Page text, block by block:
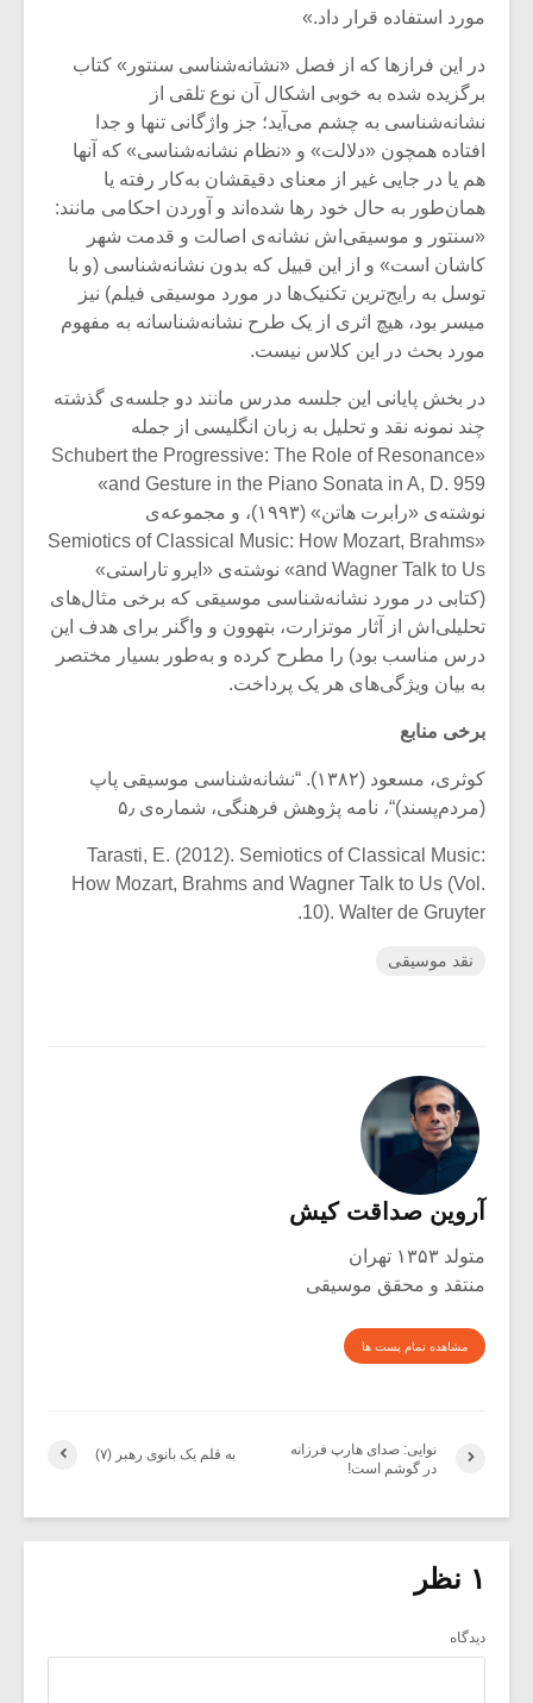
مورد استفاده قرار داد.»
در این فرازها که از فصل «نشانه‌شناسی سنتور» کتاب
برگزیده شده به خوبی اشکال آن نوع تلقی از
نشانه‌شناسی به چشم می‌آید؛ جز واژگانی تنها و جدا
افتاده همچون «دلالت» و «نظام نشانه‌شناسی» که آنها
هم یا در جایی غیر از معنای دقیقشان به‌کار رفته‌ یا
همان‌طور به حال خود رها شده‌اند و آوردن احکامی مانند:
«سنتور و موسیقی‌اش نشانه‌ی اصالت و قدمت شهر
کاشان است» و از این قبیل که بدون ‌نشانه‌شناسی (و با
توسل به رایج‌ترین تکنیک‌ها در مورد موسیقی فیلم) نیز
میسر بود، هیچ اثری از یک طرح نشانه‌شناسانه به مفهوم
مورد بحث در این کلاس نیست.
در بخش پایانی این جلسه مدرس مانند دو جلسه‌ی گذشته
چند نمونه نقد و تحلیل به زبان انگلیسی از جمله
«Schubert the Progressive: The Role of Resonance
and Gesture in the Piano Sonata in A, D. 959»
نوشته‌ی «رابرت هاتن» (۱۹۹۳)، و مجموعه‌ی
«Semiotics of Classical Music: How Mozart, Brahms
and Wagner Talk to Us» نوشته‌ی «ایرو تاراستی»
(کتابی در مورد نشانه‌شناسی موسیقی که برخی مثال‌های
تحلیلی‌اش از آثار موتزارت، بتهوون و واگنر برای هدف این
درس مناسب بود) را مطرح کرده و به‌طور بسیار مختصر
به بیان ویژگی‌های هر یک پرداخت.
برخی منابع
کوثری، مسعود (۱۳۸۲). “نشانه‌شناسی موسیقی پاپ
(مردم‌پسند)“، نامه پژوهش فرهنگی، شماره‌ی ۵٫
Tarasti, E. (2012). Semiotics of Classical Music:
How Mozart, Brahms and Wagner Talk to Us (Vol.
10). Walter de Gruyter.
نقد موسیقی
آروین صداقت کیش
متولد ۱۳۵۳ تهران
منتقد و محقق موسیقی
مشاهده تمام پست ها
به قلم یک بانوی رهبر (۷)
نوایی: صدای هارپ فرزانه
در گوشم است!
۱ نظر
دیدگاه
یادداشتی بر موسیقی
متن فیلم «متری
شیش و نیم»
اگر نمی توانی
مشهورترین باشی،
بدنام ترین باش
موسیقی